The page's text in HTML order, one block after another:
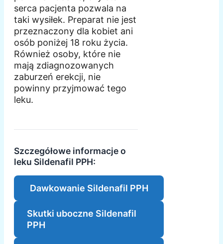
serca pacjenta pozwala na
taki wysiłek. Preparat nie jest
przeznaczony dla kobiet ani
osób poniżej 18 roku życia.
Również osoby, które nie
mają zdiagnozowanych
zaburzeń erekcji, nie
powinny przyjmować tego
leku.
Szczegółowe informacje o
leku Sildenafil PPH:
Dawkowanie Sildenafil PPH
Skutki uboczne Sildenafil
PPH